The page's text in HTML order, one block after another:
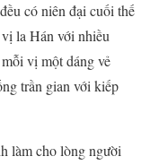
có niên đại cuối thế
la Hán với nhiều
vị một dáng vẻ
trần gian với kiếp
cho lòng người